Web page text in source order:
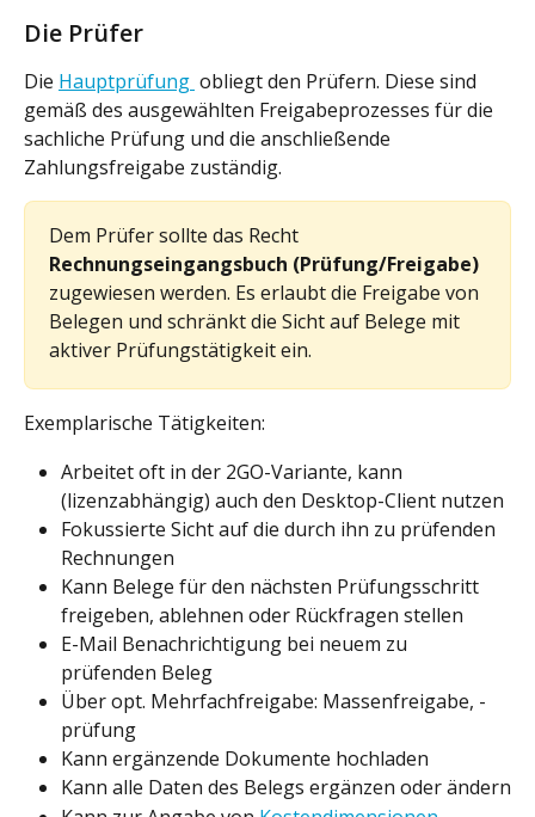
Die Prüfer
Die Hauptprüfung obliegt den Prüfern. Diese sind
gemäß des ausgewählten Freigabeprozesses für die
sachliche Prüfung und die anschließende
Zahlungsfreigabe zuständig.
Dem Prüfer sollte das Recht
Rechnungseingangsbuch (Prüfung/Freigabe)
zugewiesen werden. Es erlaubt die Freigabe von
Belegen und schränkt die Sicht auf Belege mit
aktiver Prüfungstätigkeit ein.
Exemplarische Tätigkeiten:
Arbeitet oft in der 2GO-Variante, kann
(lizenzabhängig) auch den Desktop-Client nutzen
Fokussierte Sicht auf die durch ihn zu prüfenden
Rechnungen
Kann Belege für den nächsten Prüfungsschritt
freigeben, ablehnen oder Rückfragen stellen
E-Mail Benachrichtigung bei neuem zu
prüfenden Beleg
Über opt. Mehrfachfreigabe: Massenfreigabe, -
prüfung
Kann ergänzende Dokumente hochladen
Kann alle Daten des Belegs ergänzen oder ändern